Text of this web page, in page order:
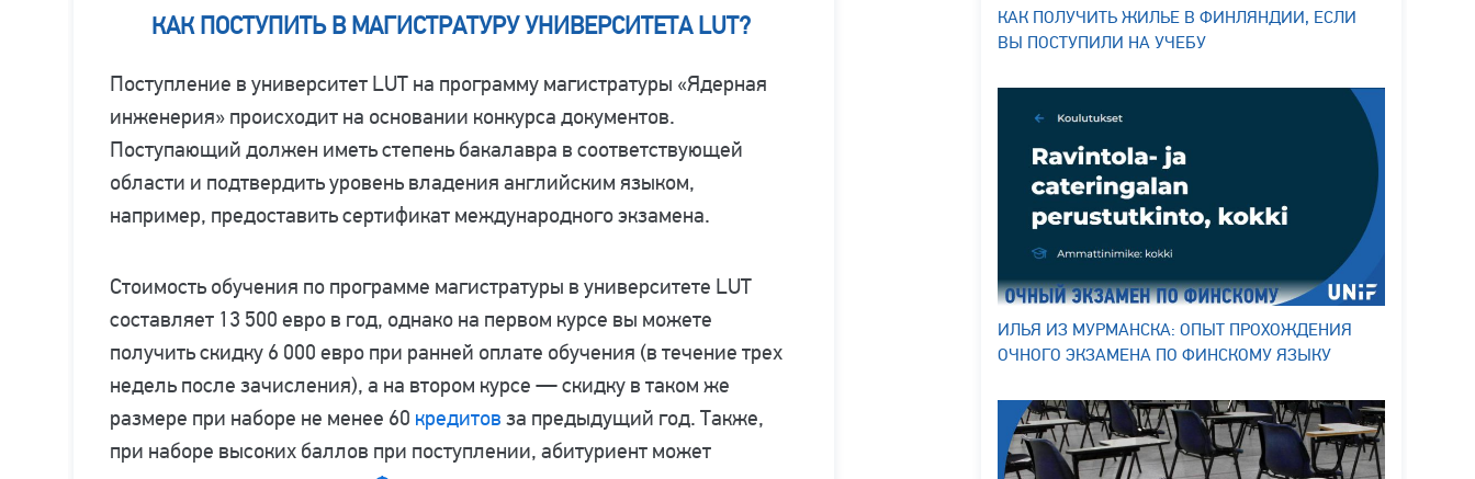
КАК ПОСТУПИТЬ В МАГИСТРАТУРУ УНИВЕРСИТЕТА LUT?
Поступление в университет LUT на программу магистратуры «Ядерная
инженерия» происходит на основании конкурса документов.
Поступающий должен иметь степень бакалавра в соответствующей
области и подтвердить уровень владения английским языком,
например, предоставить сертификат международного экзамена.
Стоимость обучения по программе магистратуры в университете LUT
составляет 13 500 евро в год, однако на первом курсе вы можете
получить скидку 6 000 евро при ранней оплате обучения (в течение трех
недель после зачисления), а на втором курсе — скидку в таком же
размере при наборе не менее 60 кредитов за предыдущий год. Также,
при наборе высоких баллов при поступлении, абитуриент может
КАК ПОЛУЧИТЬ ЖИЛЬЕ В ФИНЛЯНДИИ, ЕСЛИ
ВЫ ПОСТУПИЛИ НА УЧЕБУ
ИЛЬЯ ИЗ МУРМАНСКА: ОПЫТ ПРОХОЖДЕНИЯ
ОЧНОГО ЭКЗАМЕНА ПО ФИНСКОМУ ЯЗЫКУ